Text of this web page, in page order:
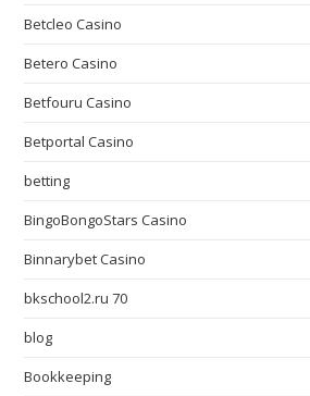
Betcleo Casino
Betero Casino
Betfouru Casino
Betportal Casino
betting
BingoBongoStars Casino
Binnarybet Casino
bkschool2.ru 70
blog
Bookkeeping